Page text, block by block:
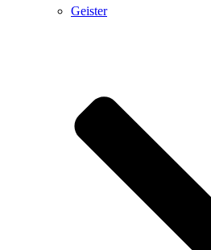
Geister